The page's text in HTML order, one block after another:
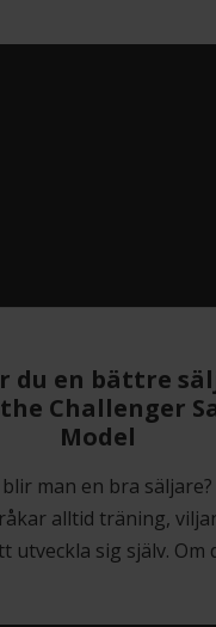
du en bättre
Challenger
Model
man en bra säljare?
alltid träning,
utveckla sig själv. Om